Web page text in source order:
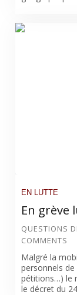
EN LUTTE
En grève
QUESTIONS
COMMENTS
Malgré la
personnels
pétitions…) le
le décret du